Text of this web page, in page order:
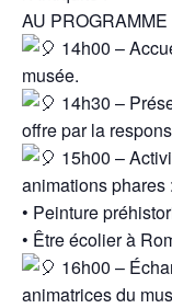
AU PROGRAMME
14h00 –
musée.
14h30 –
offre par la
15h00 –
animations phares :
• Peinture
• Être écolier à
16h00 –
animatrices du